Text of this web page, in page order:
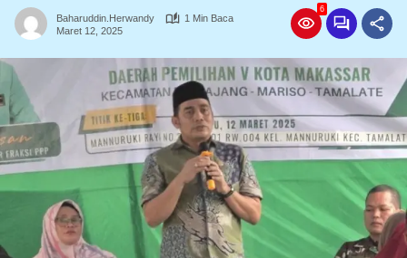
Baharuddin.herwandy
1 Min Baca
Maret 12, 2025
6